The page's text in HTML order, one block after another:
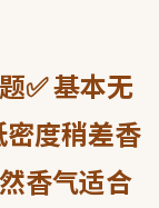
✅ 基本无
度稍差香
香气适合